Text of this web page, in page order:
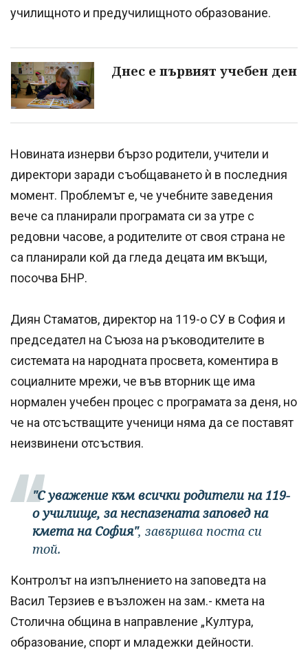
училищното и предучилищното образование.
Днес е първият учебен ден
Новината изнерви бързо родители, учители и
директори заради съобщаването ѝ в последния
момент. Проблемът е, че учебните заведения
вече са планирали програмата си за утре с
редовни часове, а родителите от своя страна не
са планирали кой да гледа децата им вкъщи,
посочва БНР.
Диян Стаматов, директор на 119-о СУ в София и
председател на Съюза на ръководителите в
системата на народната просвета, коментира в
социалните мрежи, че във вторник ще има
нормален учебен процес с програмата за деня, но
че на отсъстващите ученици няма да се поставят
неизвинени отсъствия.
"С уважение към всички родители на 119-
о училище, за неспазената заповед на
кмета на София", завършва поста си
той.
Контролът на изпълнението на заповедта на
Васил Терзиев е възложен на зам.- кмета на
Столична община в направление „Култура,
образование, спорт и младежки дейности.